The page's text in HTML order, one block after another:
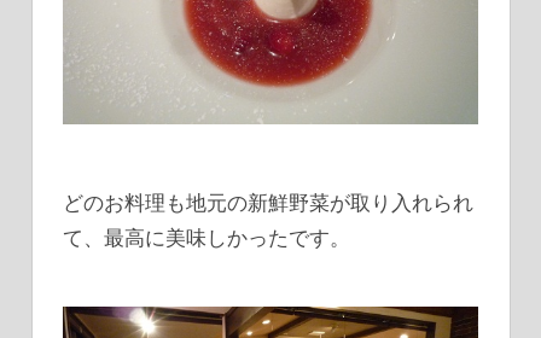
どのお料理も地元の新鮮野菜が取り入れられ
て、最高に美味しかったです。